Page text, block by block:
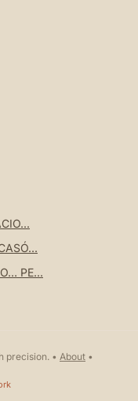
PE...
precision. • About •